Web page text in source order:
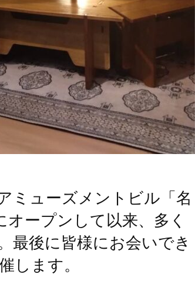
ミューズメントビル「名
ープンして以来、多く
最後に皆様にお会いでき
します。